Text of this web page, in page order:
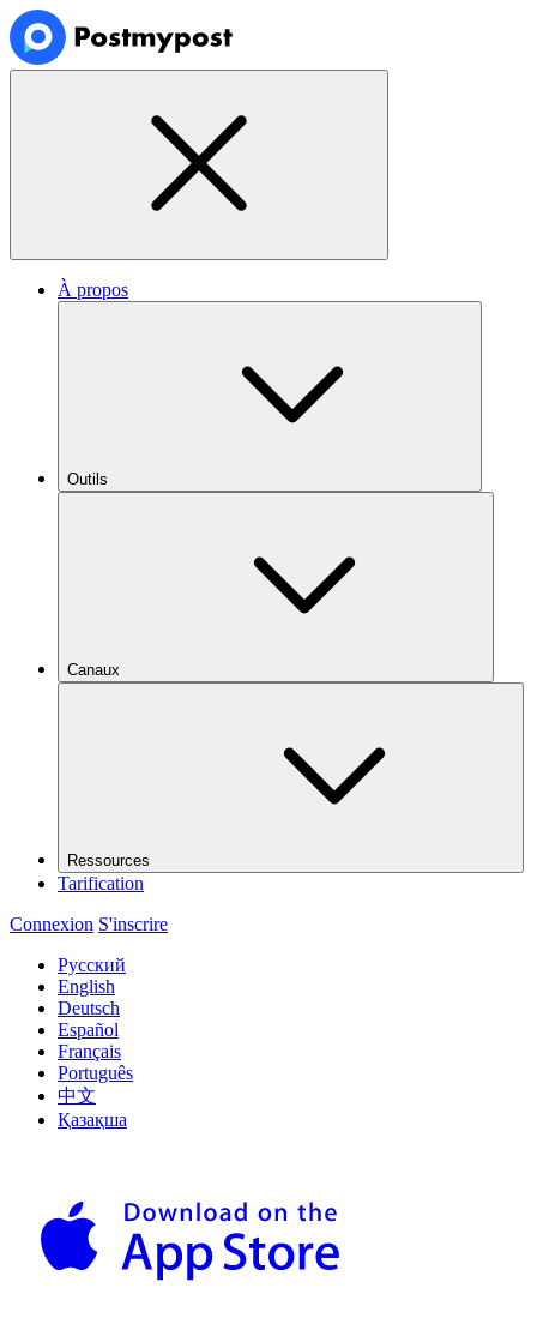
À propos
Outils
Canaux
Ressources
Tarification
Connexion S'inscrire
Русский
English
Deutsch
Español
Français
Português
中文
Қазақша